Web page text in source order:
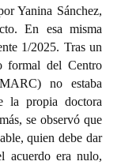
Yanina Sánchez,
En esa misma
1/2025. Tras un
formal del Centro
no estaba
la propia doctora
se observó que
quien debe dar
acuerdo era nulo,